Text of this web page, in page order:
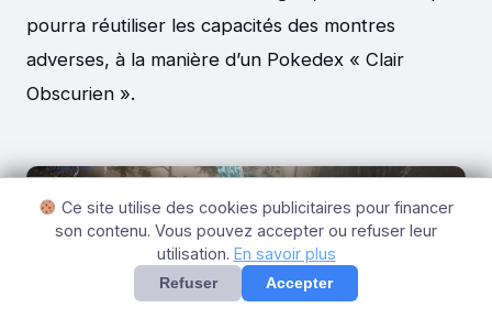
pourra réutiliser les capacités des montres
adverses, à la manière d’un Pokedex « Clair
Obscurien ».
Ce site utilise des cookies publicitaires pour financer
son contenu. Vous pouvez accepter ou refuser leur
utilisation. En savoir plus
Refuser Accepter